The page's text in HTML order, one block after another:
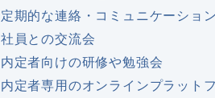
定期的な連絡・コミュニケーション
社員との交流会
内定者向けの研修や勉強会
内定者専用のオンラインプラット